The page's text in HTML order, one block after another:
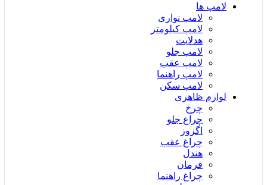
لامپ ها
لامپ نواری
لامپ کیلومتر
هدلایت
لامپ جلو
لامپ عقب
لامپ راهنما
لامپ سکن
لوازم ظاهری
چرخ
چراغ جلو
اگزوز
چراغ عقب
هندل
فرمان
چراغ راهنما